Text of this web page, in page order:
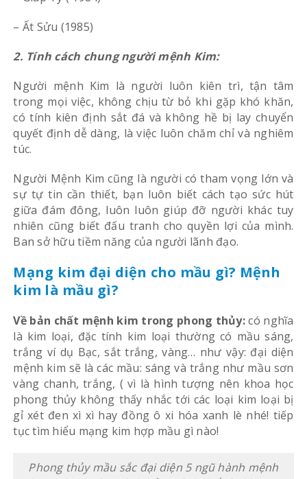
– Ất Sửu (1985)
2. Tính cách chung người mệnh Kim:
Người mệnh Kim là người luôn kiên trì, tận tâm
trong mọi việc, không chịu từ bỏ khi gặp khó khăn,
có tính kiên định sắt đá và không hề bị lay chuyển
quyết định dễ dàng, là việc luôn chăm chỉ và nghiêm
túc.
Người Mệnh Kim cũng là người có tham vọng lớn và
sự tự tin cần thiết, bạn luôn biết cách tạo sức hút
giữa đám đông, luôn luôn giúp đỡ người khác tuy
nhiên cũng biết đấu tranh cho quyền lợi của mình.
Ban sở hữu tiềm năng của người lãnh đạo.
Mạng kim đại diện cho mầu gì? Mệnh
kim là mầu gì?
Về bản chất mệnh kim trong phong thủy:có nghĩa
là kim loại, đặc tính kim loại thường có mầu sáng,
trắng ví dụ Bạc, sắt trắng, vàng… như vậy: đại diện
mệnh kim sẽ là các mầu: sáng và trắng như mầu sơn
vàng chanh, trắng, ( vì là hình tượng nên khoa học
phong thủy không thấy nhắc tới các loại kim loại bị
gỉ xét đen xì xì hay đồng ô xi hóa xanh lè nhé! tiếp
tục tìm hiểu mạng kim hợp mầu gì nào!
Phong thủy mầu sắc đại diện 5 ngũ hành mệnh